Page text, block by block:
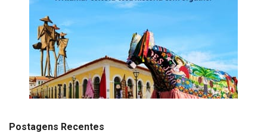
Postagens Recentes